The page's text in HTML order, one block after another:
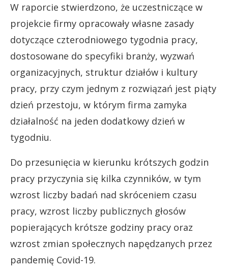
W raporcie stwierdzono, że uczestniczące w
projekcie firmy opracowały własne zasady
dotyczące czterodniowego tygodnia pracy,
dostosowane do specyfiki branży, wyzwań
organizacyjnych, struktur działów i kultury
pracy, przy czym jednym z rozwiązań jest piąty
dzień przestoju, w którym firma zamyka
działalność na jeden dodatkowy dzień w
tygodniu.
Do przesunięcia w kierunku krótszych godzin
pracy przyczynia się kilka czynników, w tym
wzrost liczby badań nad skróceniem czasu
pracy, wzrost liczby publicznych głosów
popierających krótsze godziny pracy oraz
wzrost zmian społecznych napędzanych przez
pandemię Covid-19.